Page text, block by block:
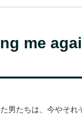
me
男たちは、今やそれ